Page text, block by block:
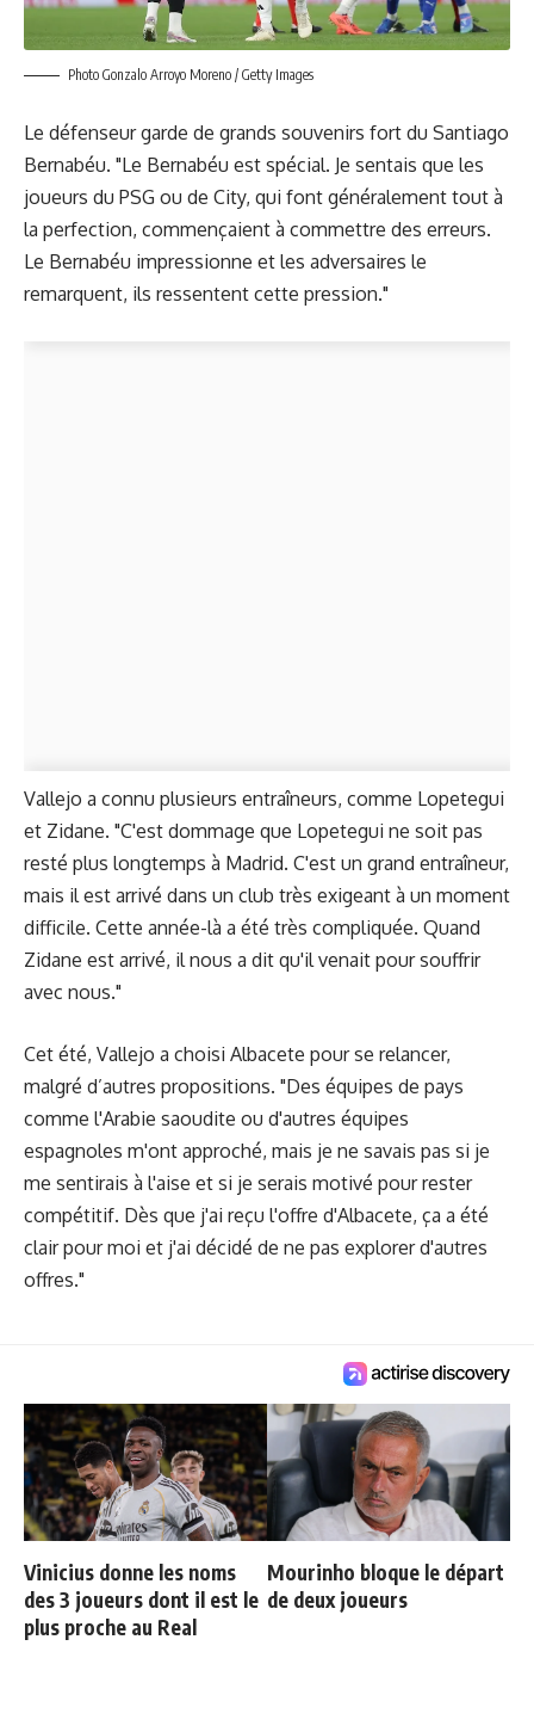
Photo Gonzalo Arroyo Moreno / Getty Images
Le défenseur garde de grands souvenirs fort du Santiago
Bernabéu. "Le Bernabéu est spécial. Je sentais que les
joueurs du PSG ou de City, qui font généralement tout à
la perfection, commençaient à commettre des erreurs.
Le Bernabéu impressionne et les adversaires le
remarquent, ils ressentent cette pression."
Vallejo a connu plusieurs entraîneurs, comme Lopetegui
et Zidane. "C'est dommage que Lopetegui ne soit pas
resté plus longtemps à Madrid. C'est un grand entraîneur,
mais il est arrivé dans un club très exigeant à un moment
difficile. Cette année-là a été très compliquée. Quand
Zidane est arrivé, il nous a dit qu'il venait pour souffrir
avec nous."
Cet été, Vallejo a choisi Albacete pour se relancer,
malgré d’autres propositions. "Des équipes de pays
comme l'Arabie saoudite ou d'autres équipes
espagnoles m'ont approché, mais je ne savais pas si je
me sentirais à l'aise et si je serais motivé pour rester
compétitif. Dès que j'ai reçu l'offre d'Albacete, ça a été
clair pour moi et j'ai décidé de ne pas explorer d'autres
offres."
Vinicius donne les noms
des 3 joueurs dont il est le
plus proche au Real
Mourinho bloque le départ
de deux joueurs